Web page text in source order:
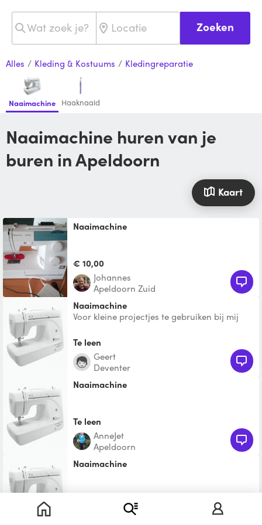
Zoeken
Alles / Kleding & Kostuums / Kledingreparatie
Naaimachine Haaknaald
Naaimachine huren van je
buren in Apeldoorn
Kaart
Naaimachine
€ 10,00
Johannes
Apeldoorn Zuid
Naaimachine
Voor kleine projectjes te gebruiken bij mij
Te leen
Geert
Deventer
Naaimachine
Te leen
AnneJet
Apeldoorn
Naaimachine
Matthijs